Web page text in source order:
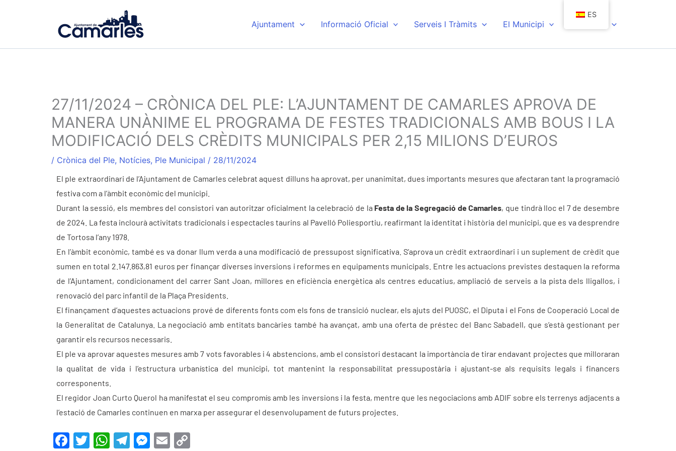
Ajuntament Informació Oficial Serveis I Tràmits El Municipi
27/11/2024 – CRÒNICA DEL PLE: L’AJUNTAMENT DE CAMARLES APROVA DE
MANERA UNÀNIME EL PROGRAMA DE FESTES TRADICIONALS AMB BOUS I LA
MODIFICACIÓ DELS CRÈDITS MUNICIPALS PER 2,15 MILIONS D’EUROS
/ Crònica del Ple, Notícies, Ple Municipal / 28/11/2024
El ple extraordinari de l’Ajuntament de Camarles celebrat aquest dilluns ha aprovat, per unanimitat, dues importants mesures que afectaran tant la programació
festiva com a l’àmbit econòmic del municipi.
Durant la sessió, els membres del consistori van autoritzar oficialment la celebració de la Festa de la Segregació de Camarles, que tindrà lloc el 7 de desembre
de 2024. La festa inclourà activitats tradicionals i espectacles taurins al Pavelló Poliesportiu, reafirmant la identitat i història del municipi, que es va desprendre
de Tortosa l’any 1978.
En l’àmbit econòmic, també es va donar llum verda a una modificació de pressupost significativa. S’aprova un crèdit extraordinari i un suplement de crèdit que
sumen en total 2.147.863,81 euros per finançar diverses inversions i reformes en equipaments municipals. Entre les actuacions previstes destaquen la reforma
de l’Ajuntament, condicionament del carrer Sant Joan, millores en eficiència energètica als centres educatius, ampliació de serveis a la pista dels lligallos, i
renovació del parc infantil de la Plaça Presidents.
El finançament d’aquestes actuacions prové de diferents fonts com els fons de transició nuclear, els ajuts del PUOSC, el Diputa i el Fons de Cooperació Local de
la Generalitat de Catalunya. La negociació amb entitats bancàries també ha avançat, amb una oferta de préstec del Banc Sabadell, que s’està gestionant per
garantir els recursos necessaris.
El ple va aprovar aquestes mesures amb 7 vots favorables i 4 abstencions, amb el consistori destacant la importància de tirar endavant projectes que milloraran
la qualitat de vida i l’estructura urbanística del municipi, tot mantenint la responsabilitat pressupostària i ajustant-se als requisits legals i financers
corresponents.
El regidor Joan Curto Querol ha manifestat el seu compromís amb les inversions i la festa, mentre que les negociacions amb ADIF sobre els terrenys adjacents a
l’estació de Camarles continuen en marxa per assegurar el desenvolupament de futurs projectes.
F
T
W T
M E
ES